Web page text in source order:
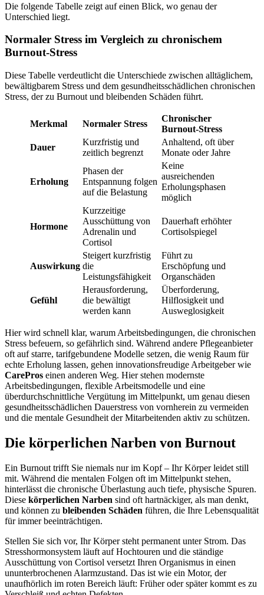
Die folgende Tabelle zeigt auf einen Blick, wo genau der
Unterschied liegt.
Normaler Stress im Vergleich zu chronischem
Burnout-Stress
Diese Tabelle verdeutlicht die Unterschiede zwischen alltäglichem,
bewältigbarem Stress und dem gesundheitsschädlichen chronischen
Stress, der zu Burnout und bleibenden Schäden führt.
Merkmal Normaler Stress
Chronischer
Burnout-Stress
Dauer
Kurzfristig und
zeitlich begrenzt
Anhaltend, oft über
Monate oder Jahre
Erholung
Phasen der
Entspannung folgen
auf die Belastung
Keine
ausreichenden
Erholungsphasen
möglich
Hormone
Kurzzeitige
Ausschüttung von
Adrenalin und
Cortisol
Dauerhaft erhöhter
Cortisolspiegel
Auswirkung
Steigert kurzfristig
die
Leistungsfähigkeit
Führt zu
Erschöpfung und
Organschäden
Gefühl
Herausforderung,
die bewältigt
werden kann
Überforderung,
Hilflosigkeit und
Ausweglosigkeit
Hier wird schnell klar, warum Arbeitsbedingungen, die chronischen
Stress befeuern, so gefährlich sind. Während andere Pflegeanbieter
oft auf starre, tarifgebundene Modelle setzen, die wenig Raum für
echte Erholung lassen, gehen innovationsfreudige Arbeitgeber wie
CarePros einen anderen Weg. Hier stehen modernste
Arbeitsbedingungen, flexible Arbeitsmodelle und eine
überdurchschnittliche Vergütung im Mittelpunkt, um genau diesen
gesundheitsschädlichen Dauerstress von vornherein zu vermeiden
und die mentale Gesundheit der Mitarbeitenden aktiv zu schützen.
Die körperlichen Narben von Burnout
Ein Burnout trifft Sie niemals nur im Kopf – Ihr Körper leidet still
mit. Während die mentalen Folgen oft im Mittelpunkt stehen,
hinterlässt die chronische Überlastung auch tiefe, physische Spuren.
Diese körperlichen Narben sind oft hartnäckiger, als man denkt,
und können zu bleibenden Schäden führen, die Ihre Lebensqualität
für immer beeinträchtigen.
Stellen Sie sich vor, Ihr Körper steht permanent unter Strom. Das
Stresshormonsystem läuft auf Hochtouren und die ständige
Ausschüttung von Cortisol versetzt Ihren Organismus in einen
ununterbrochenen Alarmzustand. Das ist wie ein Motor, der
unaufhörlich im roten Bereich läuft: Früher oder später kommt es zu